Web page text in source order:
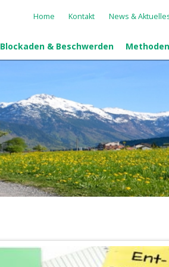
Blockaden & Beschwerden Methoden
Navigation
Home Kontakt News &